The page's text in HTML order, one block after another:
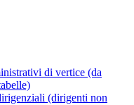
di vertice (da
(dirigenti non